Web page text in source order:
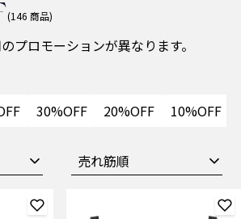
(146 商品)
プロモーションが異なります。
30%OFF 20%OFF 10%OFF